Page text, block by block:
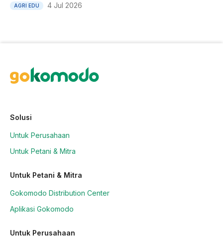
AGRI EDU 4 Jul 2026
Solusi
Untuk Perusahaan
Untuk Petani & Mitra
Untuk Petani & Mitra
Gokomodo Distribution Center
Aplikasi Gokomodo
Untuk Perusahaan